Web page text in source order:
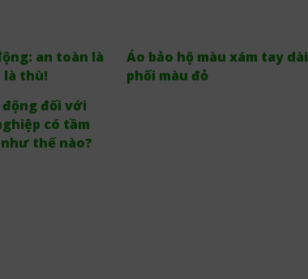
an toàn là
là thù!
Áo bảo hộ màu xám tay dài
phối màu đỏ
đối với
có tầm
thế nào?